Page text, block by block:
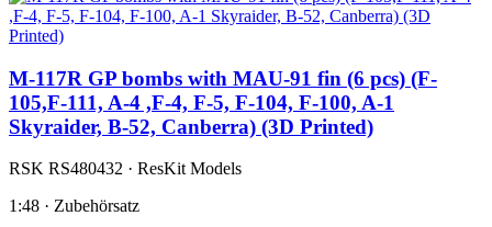
M-117R GP bombs with MAU-91 fin (6 pcs) (F-
105,F-111, A-4 ,F-4, F-5, F-104, F-100, A-1
Skyraider, B-52, Canberra) (3D Printed)
RSK RS480432 · ResKit Models
1:48 · Zubehörsatz